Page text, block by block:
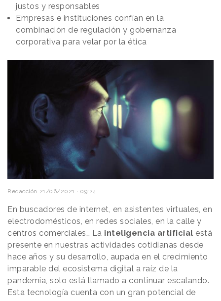
justos y responsables
Empresas e instituciones confían en la
combinación de regulación y gobernanza
corporativa para velar por la ética
Redacción 21/06/2021 · 09:24
En buscadores de internet, en asistentes virtuales, en
electrodomésticos, en redes sociales, en la calle y
centros comerciales… La inteligencia artificial está
presente en nuestras actividades cotidianas desde
hace años y su desarrollo, aupada en el crecimiento
imparable del ecosistema digital a raíz de la
pandemia, solo está llamado a continuar escalando.
Esta tecnología cuenta con un gran potencial de